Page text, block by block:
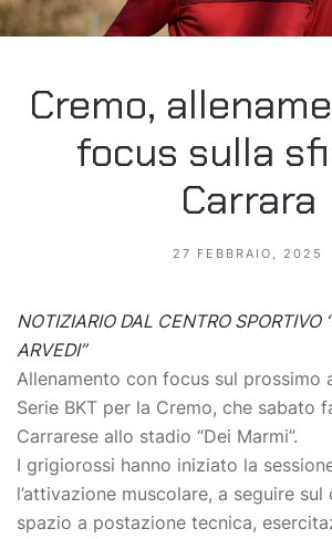
Cremo,
focus sulla
Carrara
27 FEBBRAIO, 2025
NOTIZIARIO DAL CENTRO SPORTIVO
ARVEDI”
Allenamento con focus sul prossimo
Serie BKT per la Cremo, che sabato
Carrarese allo stadio “Dei Marmi”.
I grigiorossi hanno iniziato la
l’attivazione muscolare, a seguire sul
spazio a postazione tecnica,